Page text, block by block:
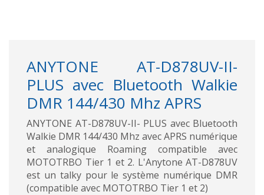
ANYTONE AT-D878UV-II-
PLUS avec Bluetooth Walkie
DMR 144/430 Mhz APRS
ANYTONE AT-D878UV-II- PLUS avec Bluetooth
Walkie DMR 144/430 Mhz avec APRS numérique
et analogique Roaming compatible avec
MOTOTRBO Tier 1 et 2. L'Anytone AT-D878UV
est un talky pour le système numérique DMR
(compatible avec MOTOTRBO Tier 1 et 2)